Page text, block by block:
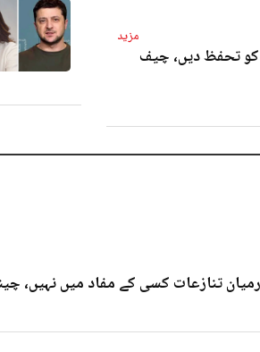
مزید
کو تحفظ دیں، چیف
تنازعات کسی کے مفاد میں نہیں،